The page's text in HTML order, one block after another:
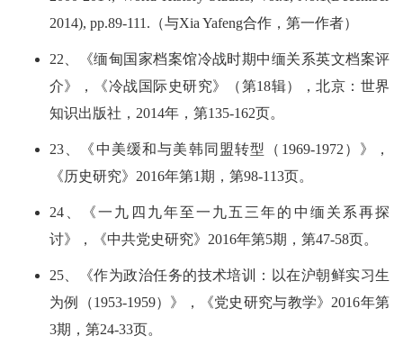
2014), pp.89-111.（与Xia Yafeng合作，第一作者）
22、《缅甸国家档案馆冷战时期中缅关系英文档案评
介》，《冷战国际史研究》（第18辑），北京：世界
知识出版社，2014年，第135-162页。
23、《中美缓和与美韩同盟转型（1969-1972）》，
《历史研究》2016年第1期，第98-113页。
24、《一九四九年至一九五三年的中缅关系再探
讨》，《中共党史研究》2016年第5期，第47-58页。
25、《作为政治任务的技术培训：以在沪朝鲜实习生
为例（1953-1959）》，《党史研究与教学》2016年第
3期，第24-33页。